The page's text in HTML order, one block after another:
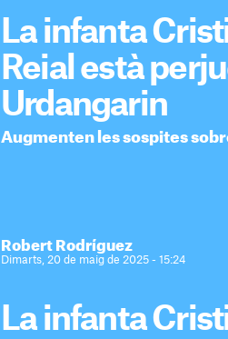
La infanta
Reial està
Urdangarin
Augmenten les sospites
Robert Rodríguez
Dimarts, 20 de maig de 2025 - 15:24
La infanta